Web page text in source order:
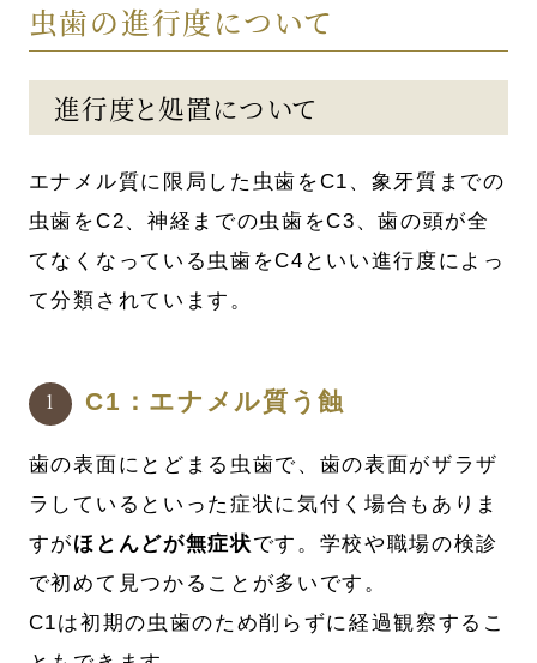
虫歯の進行度について
進行度と処置について
エナメル質に限局した虫歯をC1、象牙質までの
虫歯をC2、神経までの虫歯をC3、歯の頭が全
てなくなっている虫歯をC4といい進行度によっ
て分類されています。
C1：エナメル質う蝕
歯の表面にとどまる虫歯で、歯の表面がザラザ
ラしているといった症状に気付く場合もありま
すがほとんどが無症状です。学校や職場の検診
で初めて見つかることが多いです。
C1は初期の虫歯のため削らずに経過観察するこ